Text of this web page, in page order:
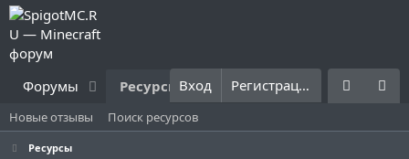
Форумы Ресурсы Что нового? Правила
Вход Регистрация
Новые отзывы Поиск ресурсов
Ресурсы